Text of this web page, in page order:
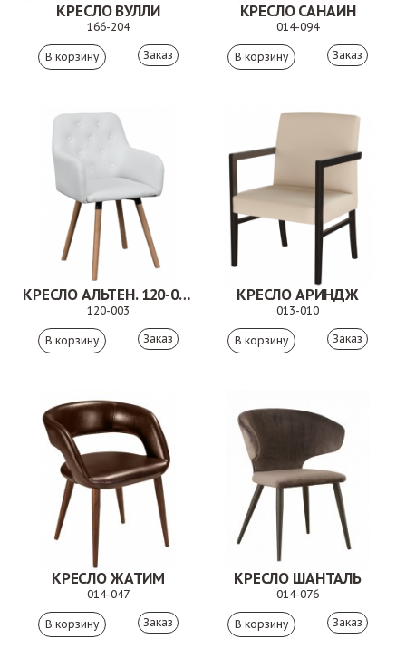
КРЕСЛО ВУЛЛИ
166-204
Заказ
КРЕСЛО САНАИН
014-094
Заказ
КРЕСЛО АЛЬТЕН. 120-003
120-003
Заказ
КРЕСЛО АРИНДЖ
013-010
Заказ
КРЕСЛО ЖАТИМ
014-047
Заказ
КРЕСЛО ШАНТАЛЬ
014-076
Заказ